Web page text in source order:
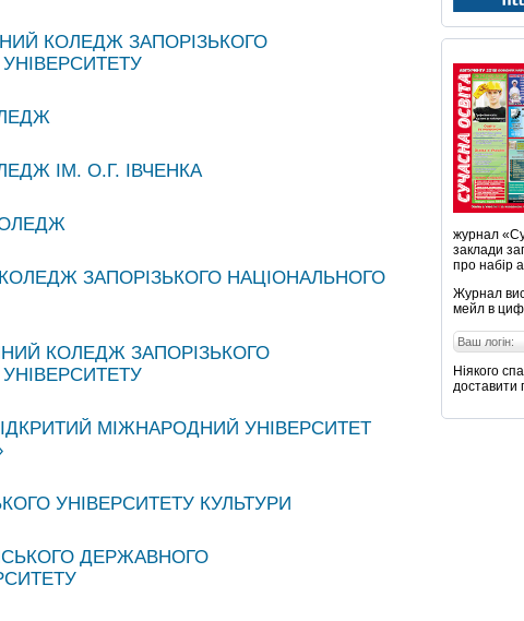
КОЛЕДЖ ЗАПОРІЗЬКОГО
ІМ. О.Г. ІВЧЕНКА
ЗАПОРІЗЬКОГО НАЦІОНАЛЬНОГО
КОЛЕДЖ ЗАПОРІЗЬКОГО
МІЖНАРОДНИЙ УНІВЕРСИТЕТ
УНІВЕРСИТЕТУ КУЛЬТУРИ
ДЕРЖАВНОГО
журнал
заклади
про набір
Журнал
мейл в
Ніякого
доставити